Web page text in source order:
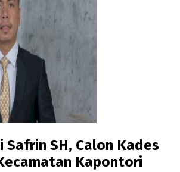
Safrin SH, Calon Kades
Kapontori